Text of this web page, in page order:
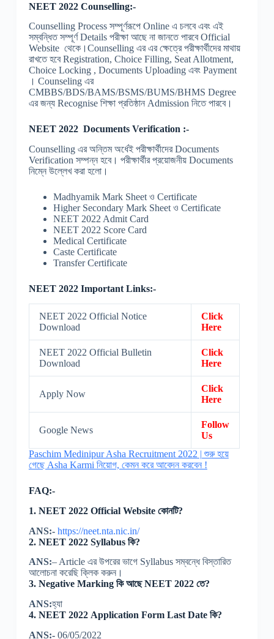
NEET 2022 Counselling:-
Counselling Process সম্পূর্ণরূপে Online এ চলবে এবং এই
সম্বন্ধিত সম্পূর্ণ Details পরীক্ষা আছে না জানতে পারবে Official
Website থেকে।Counselling এর এর ক্ষেত্রে পরীক্ষার্থীদের মাথায়
রাখতে হবে Registration, Choice Filling, Seat Allotment,
Choice Locking , Documents Uploading এবং Payment
। Counseling এর
CMBBS/BDS/BAMS/BSMS/BUMS/BHMS Degree
এর জন্য Recognise শিক্ষা প্রতিষ্ঠান Admission নিতে পারবে।
NEET 2022 Documents Verification :-
Counselling এর অন্তিম অর্ধেই পরীক্ষার্থীদের Documents
Verification সম্পন্ন হবে। পরীক্ষার্থীর প্রয়োজনীয় Documents
নিম্নে উল্লেখ করা হলো।
Madhyamik Mark Sheet ও Certificate
Higher Secondary Mark Sheet ও Certificate
NEET 2022 Admit Card
NEET 2022 Score Card
Medical Certificate
Caste Certificate
Transfer Certificate
NEET 2022 Important Links:-
NEET 2022 Official Notice
Download
Click
Here
NEET 2022 Official Bulletin
Download
Click
Here
Apply Now
Click
Here
Google News
Follow
Us
Paschim Medinipur Asha Recruitment 2022 | শুরু হয়ে
গেছে Asha Karmi নিয়োগ, কেমন করে আবেদন করবেন !
FAQ:-
1. NEET 2022 Official Website কোনটি?
ANS:- https://neet.nta.nic.in/
2. NEET 2022 Syllabus কি?
ANS:– Article এর উপরের ভাগে Syllabus সম্বন্ধে বিস্তারিত
আলোচনা করেছি ক্লিক করুন।
3. Negative Marking কি আছে NEET 2022 তে?
ANS:হ্যা
4. NEET 2022 Application Form Last Date কি?
ANS:- 06/05/2022